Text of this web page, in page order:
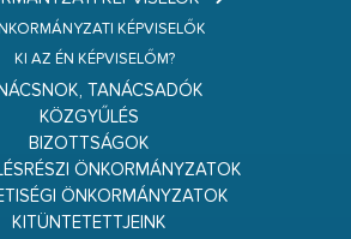
KÉPVISELŐK
KI AZ ÉN KÉPVISELŐM?
TANÁCSADÓK
KÖZGYŰLÉS
BIZOTTSÁGOK
ÖNKORMÁNYZATOK
ÖNKORMÁNYZATOK
KITÜNTETETTJEINK